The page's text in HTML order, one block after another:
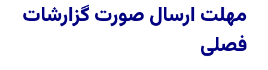
مهلت ارسال صورت گزارشات
فصلی